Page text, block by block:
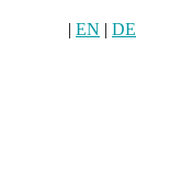
| EN | DE